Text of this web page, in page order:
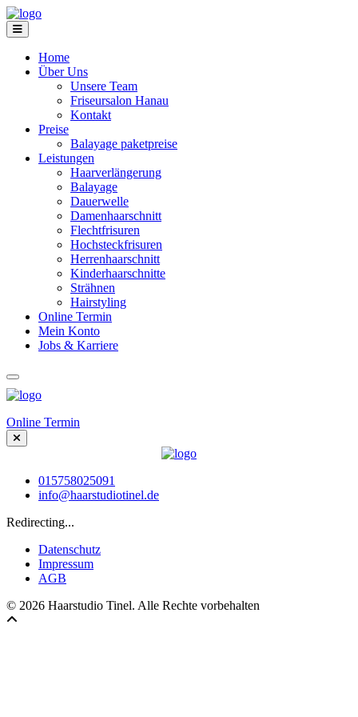
Home
Über Uns
Unsere Team
Friseursalon Hanau
Kontakt
Preise
Balayage paketpreise
Leistungen
Haarverlängerung
Balayage
Dauerwelle
Damenhaarschnitt
Flechtfrisuren
Hochsteckfrisuren
Herrenhaarschnitt
Kinderhaarschnitte
Strähnen
Hairstyling
Online Termin
Mein Konto
Jobs & Karriere
Online Termin
015758025091
info@haarstudiotinel.de
Redirecting...
Datenschutz
Impressum
AGB
© 2026 Haarstudio Tinel. Alle Rechte vorbehalten